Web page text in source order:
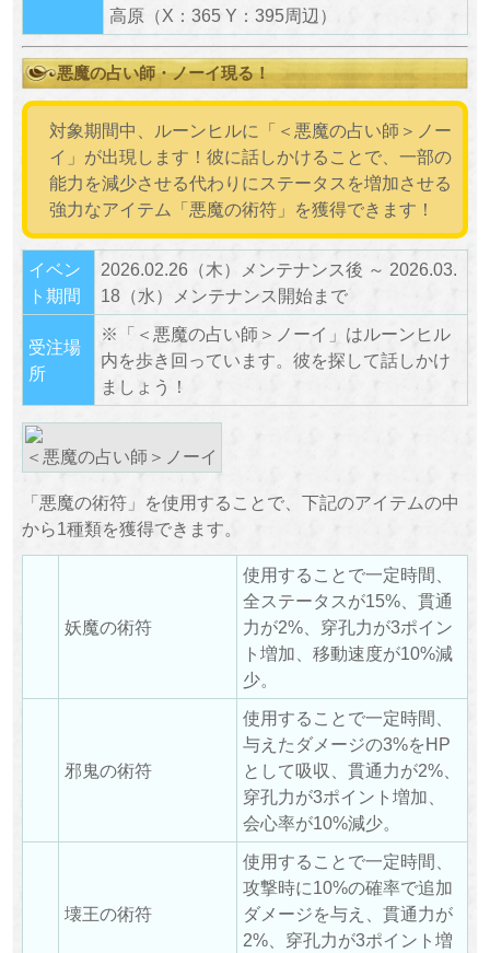
高原（X：365 Y：395周辺）
悪魔の占い師・ノーイ現る！
対象期間中、ルーンヒルに「＜悪魔の占い師＞ノー
イ」が出現します！彼に話しかけることで、一部の
能力を減少させる代わりにステータスを増加させる
強力なアイテム「悪魔の術符」を獲得できます！
イベン
ト期間
2026.02.26（木）メンテナンス後 ～ 2026.03.
18（水）メンテナンス開始まで
受注場
所
※「＜悪魔の占い師＞ノーイ」はルーンヒル
内を歩き回っています。彼を探して話しかけ
ましょう！
＜悪魔の占い師＞ノーイ
「悪魔の術符」を使用することで、下記のアイテムの中
から1種類を獲得できます。
妖魔の術符
使用することで一定時間、
全ステータスが15%、貫通
力が2%、穿孔力が3ポイン
ト増加、移動速度が10%減
少。
邪鬼の術符
使用することで一定時間、
与えたダメージの3%をHP
として吸収、貫通力が2%、
穿孔力が3ポイント増加、
会心率が10%減少。
壊王の術符
使用することで一定時間、
攻撃時に10%の確率で追加
ダメージを与え、貫通力が
2%、穿孔力が3ポイント増